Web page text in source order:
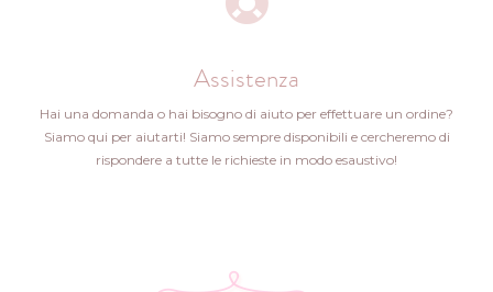
Assistenza
Hai una domanda o hai bisogno di aiuto per effettuare un ordine?
Siamo qui per aiutarti! Siamo sempre disponibili e cercheremo di
rispondere a tutte le richieste in modo esaustivo!